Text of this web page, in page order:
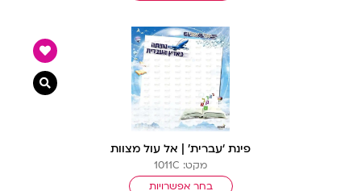
פינת ‘עברית’ | אל עול מצוות
מקט: 1011C
בחר אפשרויות
צפייה